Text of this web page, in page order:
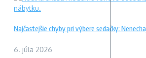
Najčastejšie chyby pri výbere sedačky:
6. júla 2026